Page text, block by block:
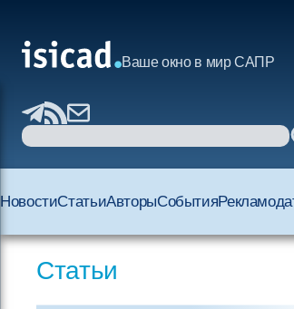
Ваше окно в мир САПР
НовостиСтатьиАвторыСобытия
Статьи